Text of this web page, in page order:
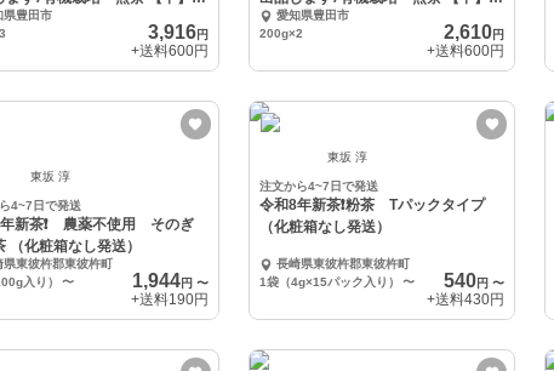
ト
県豊田市
3,916円
+送料600円
本セット
愛知県豊田市
200g×2
2,610円
+送料600円
東坂 淳
4~7日で発送
新茶❗️ 農薬不使用 そのぎ
玉緑茶 （化粧箱なし発送）
県東彼杵郡東彼杵町
入り）
〜 1,944円 〜
+送料190円
東坂 淳
注文から4~7日で発送
令和8年新茶❗️粉茶 Tパックタイプ
（化粧箱なし発送）
長崎県東彼杵郡東彼杵町
1袋（4g×15パック入り）
〜 540円〜
+送料430円